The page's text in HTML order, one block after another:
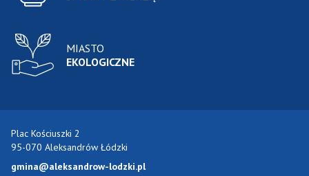
MIASTO
EKOLOGICZNE
Plac Kościuszki 2
95-070 Aleksandrów Łódzki
gmina@aleksandrow-lodzki.pl